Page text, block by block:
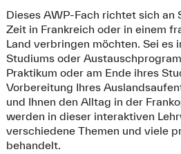
Dieses AWP-Fach richtet sich an
Zeit in Frankreich oder in einem
Land verbringen möchten. Sei es
Studiums oder
Praktikum oder am Ende ihres
Vorbereitung Ihres
und Ihnen den Alltag in der
werden in dieser interaktiven
verschiedene Themen und viele
behandelt.